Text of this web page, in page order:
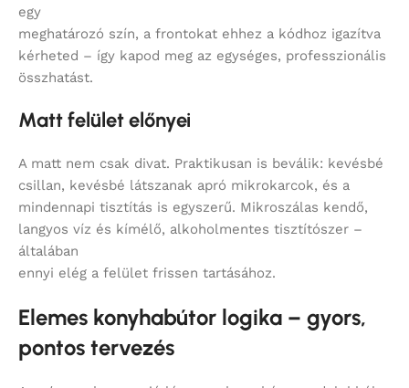
egy
meghatározó szín, a frontokat ehhez a kódhoz igazítva
kérheted – így kapod meg az egységes, professzionális
összhatást.
Matt felület előnyei
A matt nem csak divat. Praktikusan is beválik: kevésbé
csillan, kevésbé látszanak apró mikrokarcok, és a
mindennapi tisztítás is egyszerű. Mikroszálas kendő,
langyos víz és kímélő, alkoholmentes tisztítószer –
általában
ennyi elég a felület frissen tartásához.
Elemes konyhabútor logika – gyors,
pontos tervezés